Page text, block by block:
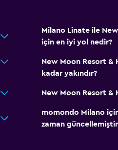
Milano Linate ile
için en iyi yol nedir?
New Moon Resort &
kadar yakındır?
New Moon Resort &
momondo Milano
zaman